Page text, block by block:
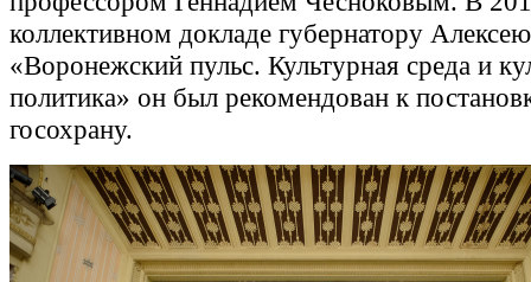
коллективном докладе губернатору
«Воронежский пульс. Культурная среда и
политика» он был рекомендован к
госохрану.